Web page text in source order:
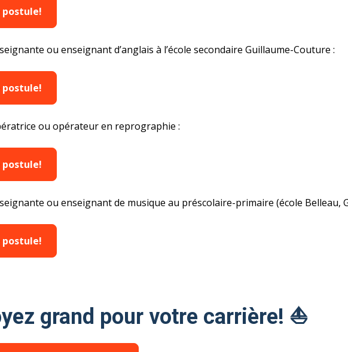
postule!
ou enseignant d’anglais à l’école secondaire Guillaume-Couture :
postule!
ou opérateur en reprographie :
postule!
ou enseignant de musique au préscolaire-primaire (école Belleau,
postule!
grand pour votre carrière! ⛵️